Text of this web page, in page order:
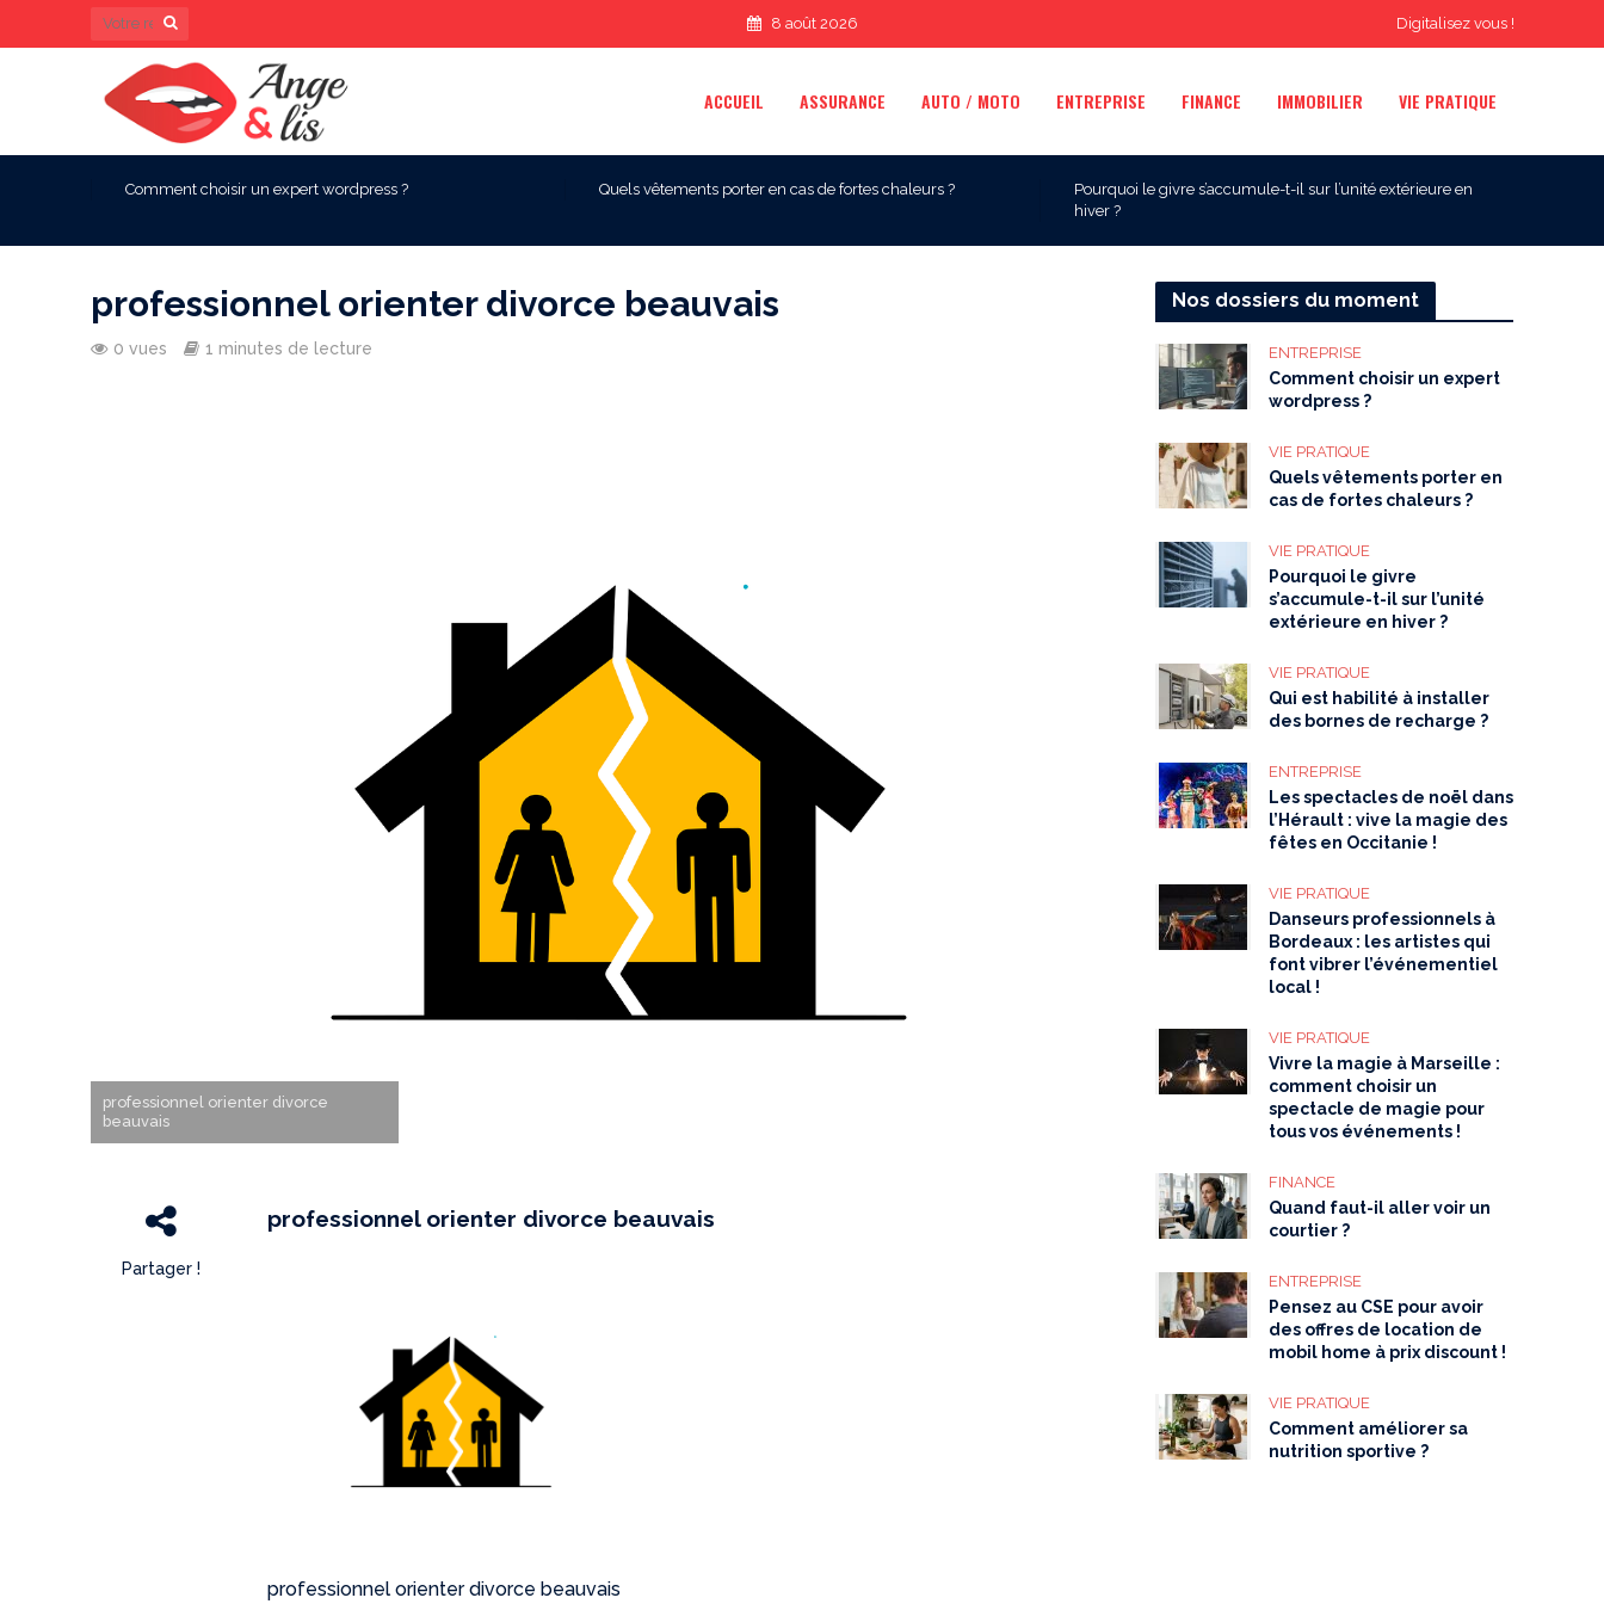
Digitalisez vous !
8 août 2026
ACCUEIL ASSURANCE AUTO / MOTO ENTREPRISE FINANCE IMMOBILIER VIE PRATIQUE
Comment choisir un expert wordpress ? Quels vêtements porter en cas de fortes chaleurs ?
Pourquoi le givre s’accumule-t-il sur l’unité extérieure en
hiver ?
professionnel orienter divorce beauvais
0 vues 1 minutes de lecture
professionnel orienter divorce
beauvais
Partager !
professionnel orienter divorce beauvais
professionnel orienter divorce beauvais
Nos dossiers du moment
ENTREPRISE
Comment choisir un expert
wordpress ?
VIE PRATIQUE
Quels vêtements porter en
cas de fortes chaleurs ?
VIE PRATIQUE
Pourquoi le givre
s’accumule-t-il sur l’unité
extérieure en hiver ?
VIE PRATIQUE
Qui est habilité à installer
des bornes de recharge ?
ENTREPRISE
Les spectacles de noël dans
l’Hérault : vive la magie des
fêtes en Occitanie !
VIE PRATIQUE
Danseurs professionnels à
Bordeaux : les artistes qui
font vibrer l’événementiel
local !
VIE PRATIQUE
Vivre la magie à Marseille :
comment choisir un
spectacle de magie pour
tous vos événements !
FINANCE
Quand faut-il aller voir un
courtier ?
ENTREPRISE
Pensez au CSE pour avoir
des offres de location de
mobil home à prix discount !
VIE PRATIQUE
Comment améliorer sa
nutrition sportive ?